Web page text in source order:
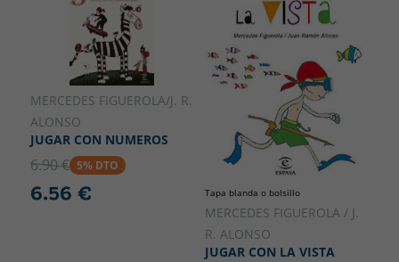
MERCEDES FIGUEROLA/J. R.
ALONSO
JUGAR CON NUMEROS
6.90 € 5% DTO
6.56 € Tapa blanda o bolsillo
MERCEDES FIGUEROLA / J.
R. ALONSO
JUGAR CON LA VISTA